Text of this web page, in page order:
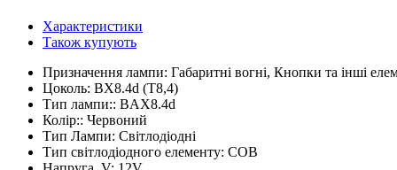
Характеристики
Також купують
Призначення лампи: Габаритні вогні, Кнопки та інші
Цоколь: BX8.4d (T8,4)
Тип лампи:: BAX8.4d
Колір:: Червоний
Тип Лампи: Світлодіодні
Тип світлодіодного елементу: COB